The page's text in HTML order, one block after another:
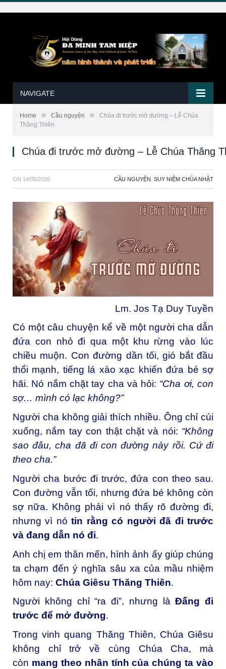
NAVIGATE
Home » Cầu nguyện »
Chúa đi trước mở đường – Lễ Chúa
Thăng Thiên
Chúa đi trước mở đường – Lễ Chúa Thăng
ON 14/05/2026 CẦU NGUYỆN SUY NIỆM CHÚA NHẬT
Lm. Jos Tạ Duy Tuyền
Có một câu chuyện kể về một người cha dẫn
đứa con nhỏ đi qua một khu rừng vào lúc
chiều muộn. Con đường dần tối, gió bắt đầu
thổi mạnh, tiếng lá xào xạc khiến đứa bé sợ
hãi. Nó nắm chặt tay cha và hỏi: “Cha ơi, con
sợ… mình có lạc không?”
Người cha không giải thích nhiều. Ông chỉ cúi
xuống, nắm tay con thật chặt và nói: “Không
sao đâu, cha đã đi con đường này rồi. Cứ đi
theo cha.”
Người cha bước đi trước, đứa con theo sau.
Con đường vẫn tối, nhưng đứa bé không còn
sợ nữa. Không phải vì nó thấy rõ đường đi,
nhưng vì nótin rằng có người đã đi trước
và đang dẫn nó đi.
Anh chị em thân mến, hình ảnh ấy giúp chúng
ta chạm đến ý nghĩa sâu xa của mầu nhiệm
hôm nay: Chúa Giêsu Thăng Thiên.
Người không chỉ “ra đi”, nhưng làĐấng đi
trước để mở đường.
Trong vinh quang Thăng Thiên, Chúa Giêsu
không chỉ trở về cùng Chúa Cha, mà
còn mang theo nhân tính của chúng ta vào